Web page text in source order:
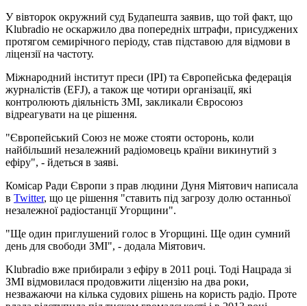
У вівторок окружний суд Будапешта заявив, що той факт, що
Klubradio не оскаржило два попередніх штрафи, присуджених
протягом семирічного періоду, став підставою для відмови в
ліцензії на частоту.
Міжнародний інститут преси (IPI) та Європейська федерація
журналістів (EFJ), а також ще чотири організації, які
контролюють діяльність ЗМІ, закликали Євросоюз
відреагувати на це рішення.
"Європейський Союз не може стояти осторонь, коли
найбільший незалежний радіомовець країни викинутий з
ефіру", - йдеться в заяві.
Комісар Ради Європи з прав людини Дуня Міятович написала
в Twitter, що це рішення "ставить під загрозу долю останньої
незалежної радіостанції Угорщини".
"Ще один приглушений голос в Угорщині. Ще один сумний
день для свободи ЗМІ", - додала Міятович.
Klubradio вже прибирали з ефіру в 2011 році. Тоді Нацрада зі
ЗМІ відмовилася продовжити ліцензію на два роки,
незважаючи на кілька судових рішень на користь радіо. Проте